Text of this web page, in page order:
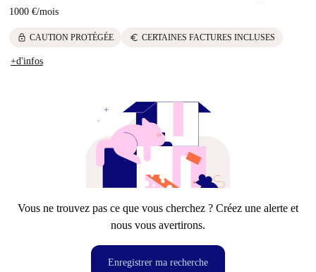
1000 €/mois
lock CAUTION PROTÉGÉE euro CERTAINES FACTURES INCLUSES
+d'infos
Vous ne trouvez pas ce que vous cherchez ? Créez une alerte et
nous vous avertirons.
Enregistrer ma recherche